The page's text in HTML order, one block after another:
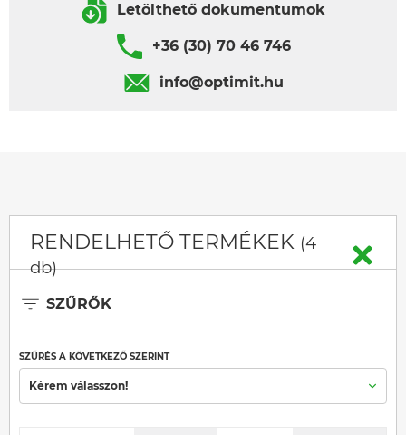
Letölthető dokumentumok
+36 (30) 70 46 746
info@optimit.hu
RENDELHETŐ TERMÉKEK (4
db)
SZŰRŐK
SZŰRÉS A KÖVETKEZŐ SZERINT
Kérem válasszon!